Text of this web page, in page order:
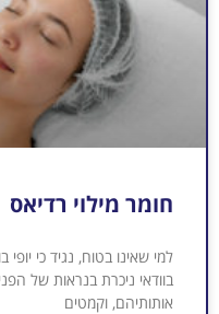
חומר מילוי רדיאס
למי שאינו בטוח, נגיד כי
בוודאי ניכרת בנראות של
אותותיהם, וקמטים